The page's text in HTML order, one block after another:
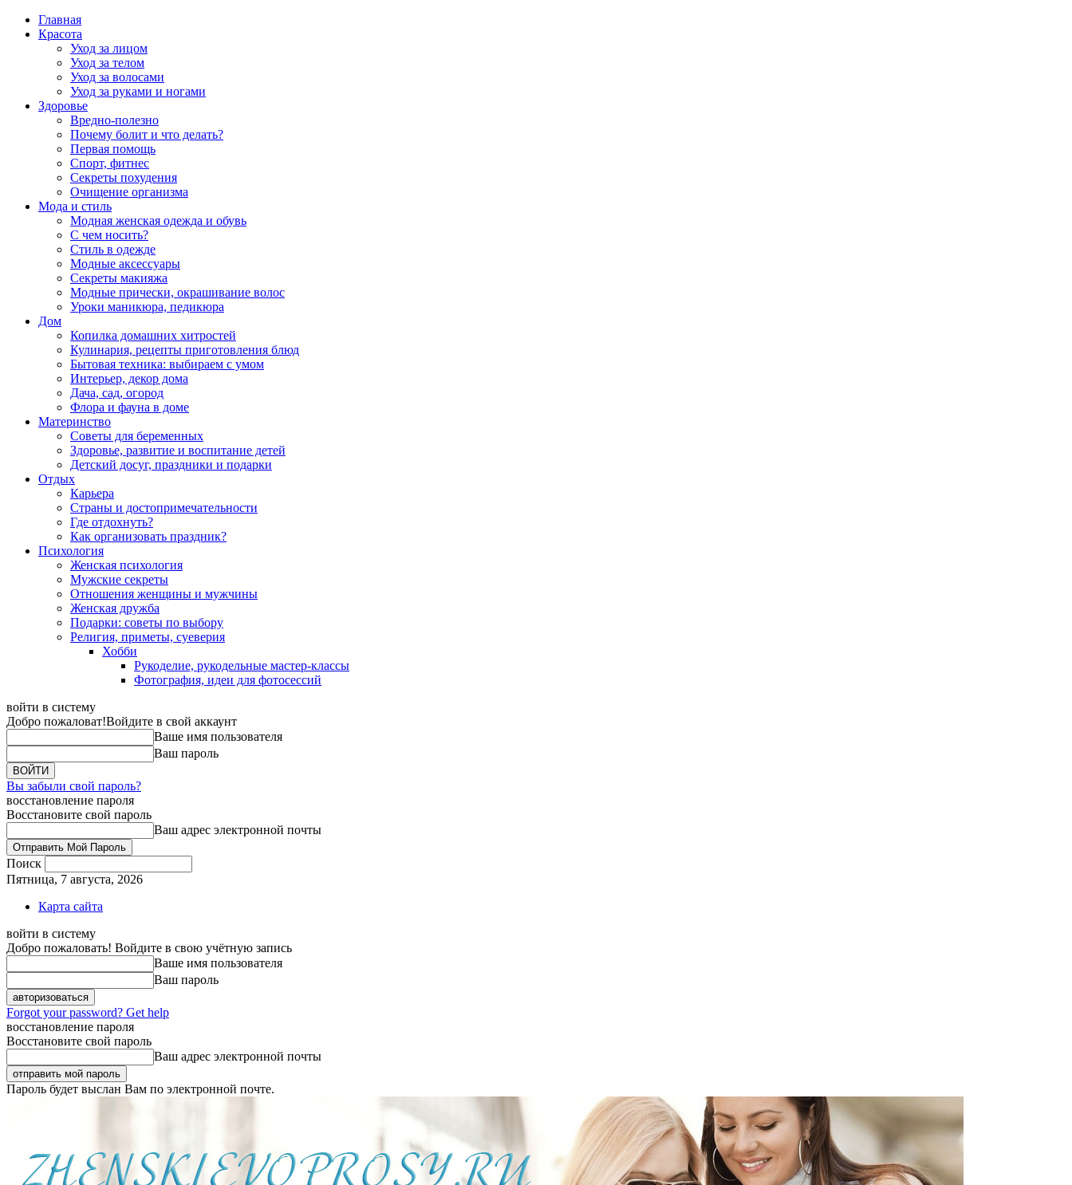
Главная
Красота
Уход за лицом
Уход за телом
Уход за волосами
Уход за руками и ногами
Здоровье
Вредно-полезно
Почему болит и что делать?
Первая помощь
Спорт, фитнес
Секреты похудения
Очищение организма
Мода и стиль
Модная женская одежда и обувь
С чем носить?
Стиль в одежде
Модные аксессуары
Секреты макияжа
Модные прически, окрашивание волос
Уроки маникюра, педикюра
Дом
Копилка домашних хитростей
Кулинария, рецепты приготовления блюд
Бытовая техника: выбираем с умом
Интерьер, декор дома
Дача, сад, огород
Флора и фауна в доме
Материнство
Советы для беременных
Здоровье, развитие и воспитание детей
Детский досуг, праздники и подарки
Отдых
Карьера
Страны и достопримечательности
Где отдохнуть?
Как организовать праздник?
Психология
Женская психология
Мужские секреты
Отношения женщины и мужчины
Женская дружба
Подарки: советы по выбору
Религия, приметы, суеверия
Хобби
Рукоделие, рукодельные мастер-классы
Фотография, идеи для фотосессий
войти в систему
Добро пожаловат!Войдите в свой аккаунт
Ваше имя пользователя
Ваш пароль
Вы забыли свой пароль?
восстановление пароля
Восстановите свой пароль
Ваш адрес электронной почты
Поиск
Пятница, 7 августа, 2026
Карта сайта
войти в систему
Добро пожаловать! Войдите в свою учётную запись
Ваше имя пользователя
Ваш пароль
Forgot your password? Get help
восстановление пароля
Восстановите свой пароль
Ваш адрес электронной почты
Пароль будет выслан Вам по электронной почте.